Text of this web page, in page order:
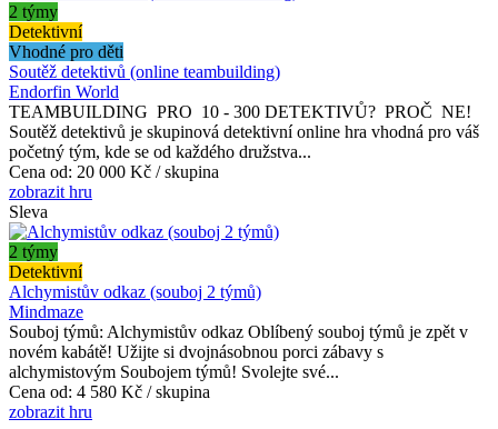
2 týmy
Detektivní
Vhodné pro děti
Soutěž detektivů (online teambuilding)
Endorfin World
TEAMBUILDING PRO 10 - 300 DETEKTIVŮ? PROČ NE!
Soutěž detektivů je skupinová detektivní online hra vhodná pro váš
početný tým, kde se od každého družstva...
Cena od: 20 000 Kč / skupina
zobrazit hru
Sleva
2 týmy
Detektivní
Alchymistův odkaz (souboj 2 týmů)
Mindmaze
Souboj týmů: Alchymistův odkaz Oblíbený souboj týmů je zpět v
novém kabátě! Užijte si dvojnásobnou porci zábavy s
alchymistovým Soubojem týmů! Svolejte své...
Cena od: 4 580 Kč / skupina
zobrazit hru